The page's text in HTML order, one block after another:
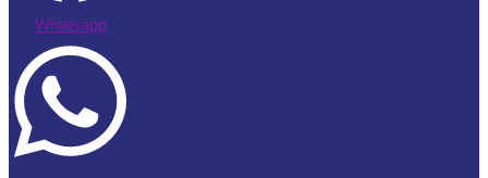
Whatsapp